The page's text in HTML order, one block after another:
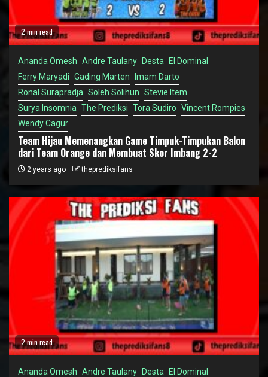
2 min read
Ananda Omesh Andre Taulany Desta
El Dominal
Ferry Maryadi Gading Marten
Imam Darto
Ronal Surapradja Soleh Solihun Stevie Item
Surya Insomnia The Prediksi Tora Sudiro Vincent Rompies
Wendy Cagur
Team Hijau Memenangkan Game Timpuk-Timpukan Balon
dari Team Orange dan Membuat Skor Imbang 2-2
2 years ago theprediksifans
2 min read
Ananda Omesh Andre Taulany Desta
El Dominal